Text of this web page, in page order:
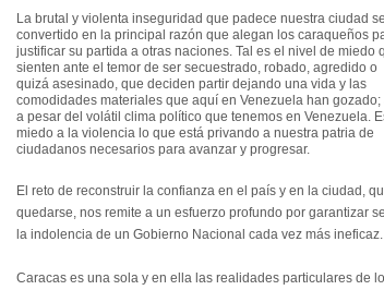
La brutal y violenta inseguridad que padece nuestra ciudad
convertido en la principal razón que alegan los caraqueños
justificar su partida a otras naciones. Tal es el nivel de miedo
sienten ante el temor de ser secuestrado, robado, agredido o
quizá asesinado, que deciden partir dejando una vida y las
comodidades materiales que aquí en Venezuela han gozado;
a pesar del volátil clima político que tenemos en Venezuela.
miedo a la violencia lo que está privando a nuestra patria de
ciudadanos necesarios para avanzar y progresar.
El reto de reconstruir la confianza en el país y en la ciudad,
quedarse, nos remite a un esfuerzo profundo por garantizar
la indolencia de un Gobierno Nacional cada vez más ineficaz.
Caracas es una sola y en ella las realidades particulares de